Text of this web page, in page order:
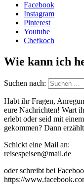
Facebook
Instagram
Pinterest
Youtube
Chefkoch
Wie kann ich
Suchen nach:
Habt ihr Fragen,
eure Nachrichten! Wart
erlebt oder seid mit
gekommen? Dann
Schickt eine Mail an:
reisespeisen@mail.de
oder schreibt bei
https://